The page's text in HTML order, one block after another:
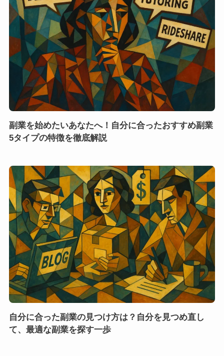
副業を始めたいあなたへ！自分に合ったおすすめ副業
5タイプの特徴を徹底解説
自分に合った副業の見つけ方は？自分を見つめ直し
て、最適な副業を探す一歩